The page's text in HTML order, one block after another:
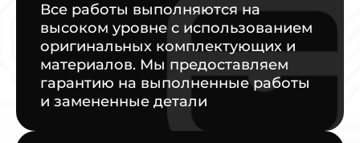
Все работы выполняются на
высоком уровне с использованием
оригинальных комплектующих и
материалов. Мы предоставляем
гарантию на выполненные работы
и замененные детали